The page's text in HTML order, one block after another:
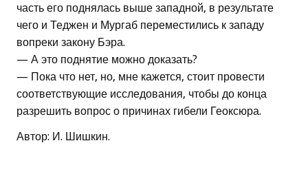
часть его поднялась выше западной, в результате
чего и Теджен и Мургаб переместились к западу
вопреки закону Бэра.
— А это поднятие можно доказать?
— Пока что нет, но, мне кажется, стоит провести
соответствующие исследования, чтобы до конца
разрешить вопрос о причинах гибели Геоксюра.
Автор: И. Шишкин.